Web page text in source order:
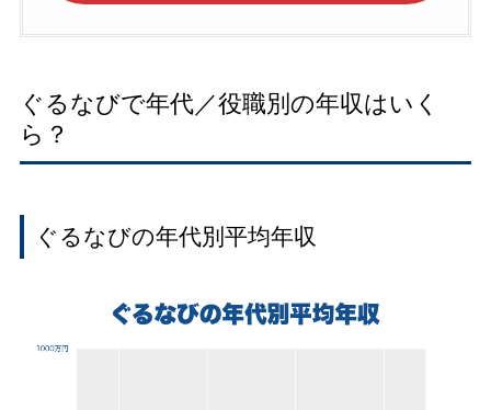
ぐるなびで年代／役職別の年収はいく
ら？
ぐるなびの年代別平均年収